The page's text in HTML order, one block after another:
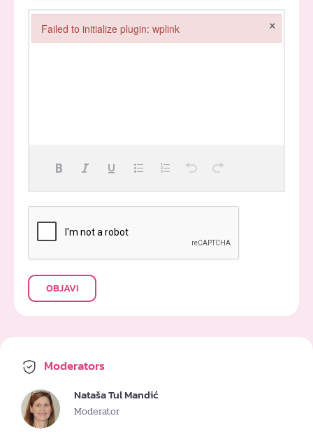
OBJAVI
Moderators
Nataša Tul Mandić
Moderator
Failed to initialize plugin: wplink ×
Failed to initialize plugin: wplink